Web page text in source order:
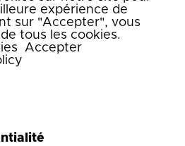
expérience de
sur "Accepter", vous
tous les cookies.
Accepter